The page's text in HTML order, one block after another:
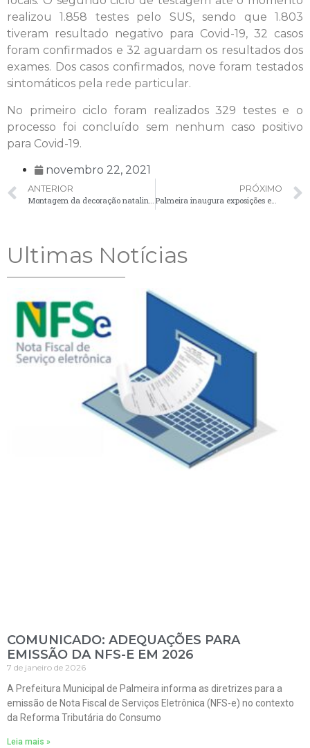
realizou 1.858 testes pelo SUS, sendo que 1.803
tiveram resultado negativo para Covid-19, 32 casos
foram confirmados e 32 aguardam os resultados dos
exames. Dos casos confirmados, nove foram testados
sintomáticos pela rede particular.
No primeiro ciclo foram realizados 329 testes e o
processo foi concluído sem nenhum caso positivo
para Covid-19.
novembro 22, 2021
ANTERIOR
Montagem da decoração natalina em espaços públicos terá início na segunda-feira (22)
PRÓXIMO
Palmeira inaugura exposições em homenagem à imigração polonesa e recebe Cônsul Geral da Polônia
Ultimas Notícias
COMUNICADO: ADEQUAÇÕES PARA
EMISSÃO DA NFS-E EM 2026
7 de janeiro de 2026
A Prefeitura Municipal de Palmeira informa as diretrizes para a
emissão de Nota Fiscal de Serviços Eletrônica (NFS-e) no contexto
da Reforma Tributária do Consumo
Leia mais »